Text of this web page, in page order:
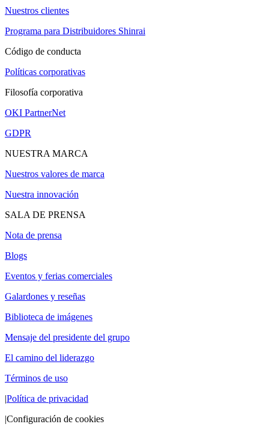
Nuestros clientes
Programa para Distribuidores Shinrai
Código de conducta
Políticas corporativas
Filosofía corporativa
OKI PartnerNet
GDPR
NUESTRA MARCA
Nuestros valores de marca
Nuestra innovación
SALA DE PRENSA
Nota de prensa
Blogs
Eventos y ferias comerciales
Galardones y reseñas
Biblioteca de imágenes
Mensaje del presidente del grupo
El camino del liderazgo
Términos de uso
|Política de privacidad
|Configuración de cookies